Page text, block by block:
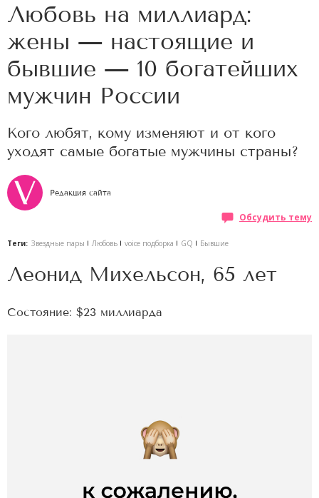
Любовь на миллиард:
жены — настоящие и
бывшие — 10 богатейших
мужчин России
Кого любят, кому изменяют и от кого
уходят самые богатые мужчины страны?
Редакция сайта
Обсудить тему
Теги: Звездные пары Любовь voice подборка GQ Бывшие
Леонид Михельсон, 65 лет
Состояние: $23 миллиарда